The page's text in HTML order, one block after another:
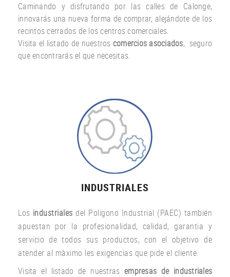
Caminando y disfrutando por las calles de Calonge,
innovarás una nueva forma de comprar, alejándote de los
recintos cerrados de los centros comerciales.
Visita el listado de nuestros comercios asociados, seguro
que encontrarás el que necesitas.
INDUSTRIALES
Los industriales del Poligono Industrial (PAEC) también
apuestan por la profesionalidad, calidad, garantia y
servicio de todos sus productos, con el objetivo de
atender al màximo les exigencias que pide el cliente.
Visita el listado de nuestras empresas de industriales